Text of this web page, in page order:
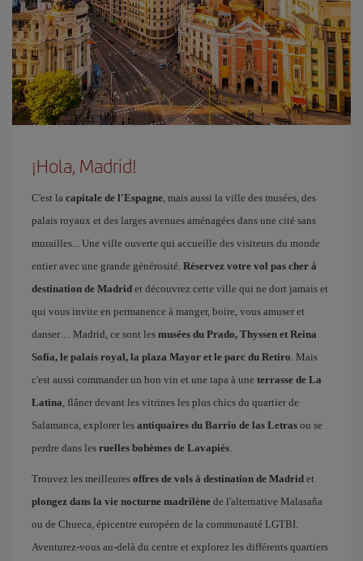
¡Hola, Madrid!
C'est la capitale de l'Espagne, mais aussi la ville des musées, des
palais royaux et des larges avenues aménagées dans une cité sans
murailles... Une ville ouverte qui accueille des visiteurs du monde
entier avec une grande générosité. Réservez votre vol pas cher à
destination de Madrid et découvrez cette ville qui ne dort jamais et
qui vous invite en permanence à manger, boire, vous amuser et
danser… Madrid, ce sont les musées du Prado, Thyssen et Reina
Sofía, le palais royal, la plaza Mayor et le parc du Retiro. Mais
c'est aussi commander un bon vin et une tapa à une terrasse de La
Latina, flâner devant les vitrines les plus chics du quartier de
Salamanca, explorer les antiquaires du Barrio de las Letras ou se
perdre dans les ruelles bohèmes de Lavapiés.
Trouvez les meilleures offres de vols à destination de Madrid et
plongez dans la vie nocturne madrilène de l'alternative Malasaña
ou de Chueca, épicentre européen de la communauté LGTBI.
Aventurez-vous au-delà du centre et explorez les différents quartiers